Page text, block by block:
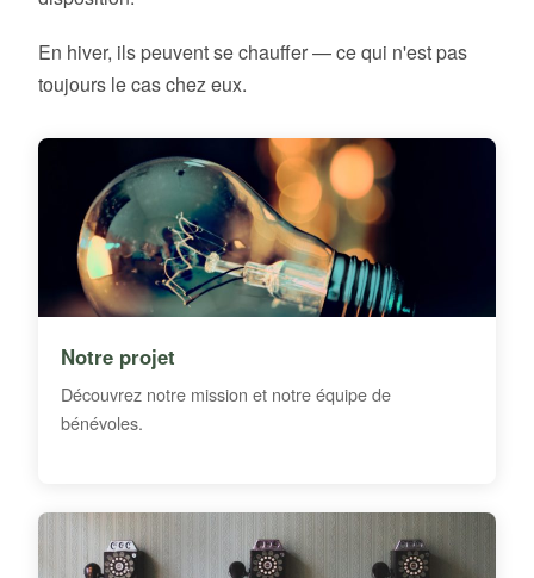
En hiver, ils peuvent se chauffer — ce qui n'est pas
toujours le cas chez eux.
Notre projet
Découvrez notre mission et notre équipe de
bénévoles.